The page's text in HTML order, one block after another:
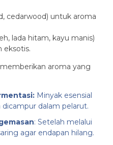
cedarwood) untuk aroma
lada hitam, kayu manis)
eksotis.
aroma yang
Minyak esensial
dicampur dalam pelarut.
: Setelah melalui
agar endapan hilang.